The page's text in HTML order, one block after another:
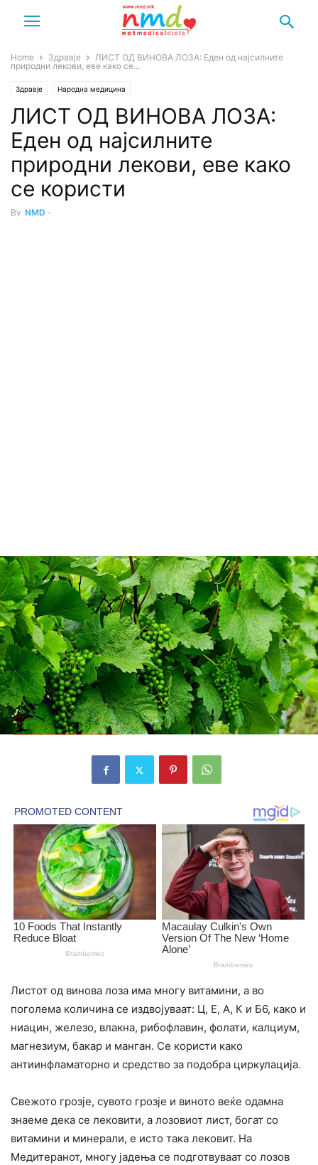
Home Здравје
ЛИСТ ОД ВИНОВА ЛОЗА: Еден од најсилните
природни лекови, еве како се...
Здравје Народна медицина
ЛИСТ ОД ВИНОВА ЛОЗА:
Еден од најсилните
природни лекови, еве како
се користи
By NMD -
Листот од винова лоза има многу витамини, а во
поголема количина се издвојуваат: Ц, Е, А, К и Б6, како и
ниацин, железо, влакна, рибофлавин, фолати, калциум,
магнезиум, бакар и манган. Се користи како
антиинфламаторно и средство за подобра циркулација.
Свежото грозје, сувото грозје и виното веќе одамна
знаеме дека се лековити, а лозовиот лист, богат со
витамини и минерали, е исто така лековит. На
Медитеранот, многу јадења се подготвуваат со лозов